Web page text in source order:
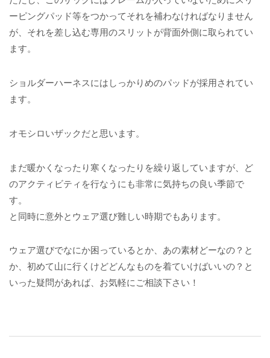
ーピングパッド等をつかってそれを補わなければなりません
が、それを差し込む専用のスリットが背面外側に取られてい
ます。
ショルダーハーネスにはしっかりめのパッドが採用されてい
ます。
オモシロいザックだと思います。
まだ暖かくなったり寒くなったりを繰り返していますが、ど
のアクティビティを行なうにも非常に気持ちの良い季節で
す。
と同時に意外とウェア選び難しい時期でもあります。
ウェア選びでなにか困っているとか、あの素材どーなの？と
か、初めて山に行くけどどんなものを着ていけばいいの？と
いった疑問があれば、お気軽にご相談下さい！